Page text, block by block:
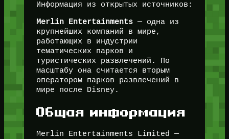
Информация из открытых источников:
Merlin Entertainments— одна из
крупнейших компаний в мире,
работающих в индустрии
тематических парков и
туристических развлечений. По
масштабу она считается вторым
оператором парков развлечений в
мире после Disney.
Общая информация
Merlin Entertainments Limited —